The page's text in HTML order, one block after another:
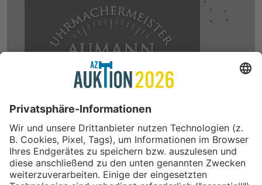
In Kooperation mit